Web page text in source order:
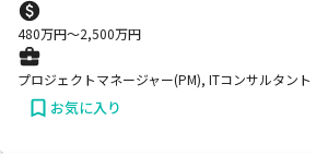
480万円〜2,500万円
プロジェクトマネージャー(PM), ITコンサルタント
お気に入り